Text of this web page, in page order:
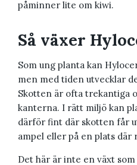
påminner lite om kiwi.
Så växer
Som ung planta kan
men med tiden utvecklar
Skotten är ofta trekantiga
kanterna. I rätt miljö kan
därför fint där skotten får
ampel eller på en plats
Det här är inte en växt